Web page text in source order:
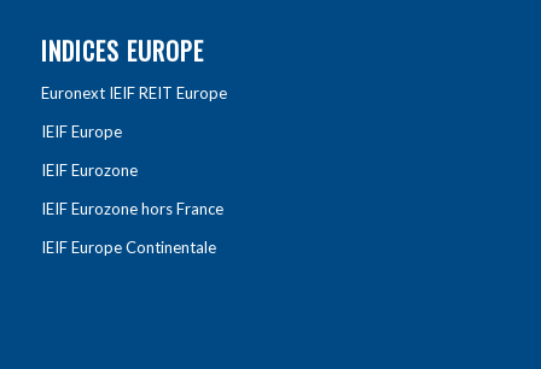
INDICES EUROPE
Euronext IEIF REIT Europe
IEIF Europe
IEIF Eurozone
IEIF Eurozone hors France
IEIF Europe Continentale